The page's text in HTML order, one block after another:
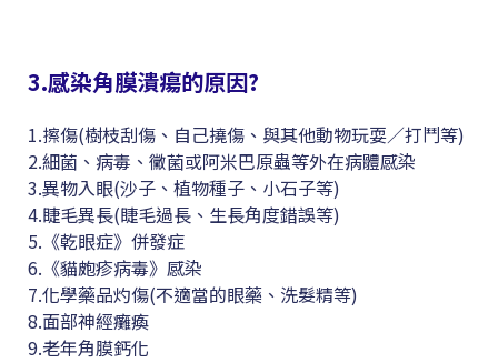
3.感染角膜潰瘍的原因?
1.擦傷(樹枝刮傷、自己撓傷、與其他動物玩耍／打鬥等)
2.細菌、病毒、黴菌或阿米巴原蟲等外在病體感染
3.異物入眼(沙子、植物種子、小石子等)
4.睫毛異長(睫毛過長、生長角度錯誤等)
5.《乾眼症》併發症
6.《貓皰疹病毒》感染
7.化學藥品灼傷(不適當的眼藥、洗髮精等)
8.面部神經癱瘓
9.老年角膜鈣化